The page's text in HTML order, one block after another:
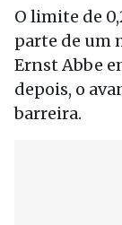
O limite de
parte de um
Ernst Abbe
depois, o
barreira.